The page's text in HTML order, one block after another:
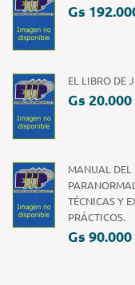
Gs
EL LIBRO DE
Gs 20.000
MANUAL DEL
TÉCNICAS Y
PRÁCTICOS.
Gs 90.000